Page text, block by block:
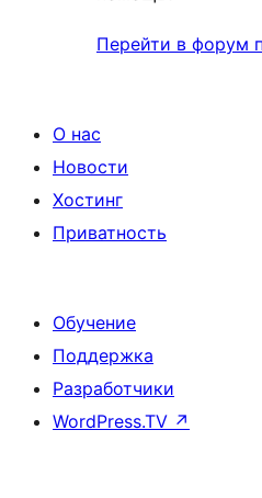
Перейти в форум
О нас
Новости
Хостинг
Приватность
Обучение
Поддержка
Разработчики
WordPress.TV ↗